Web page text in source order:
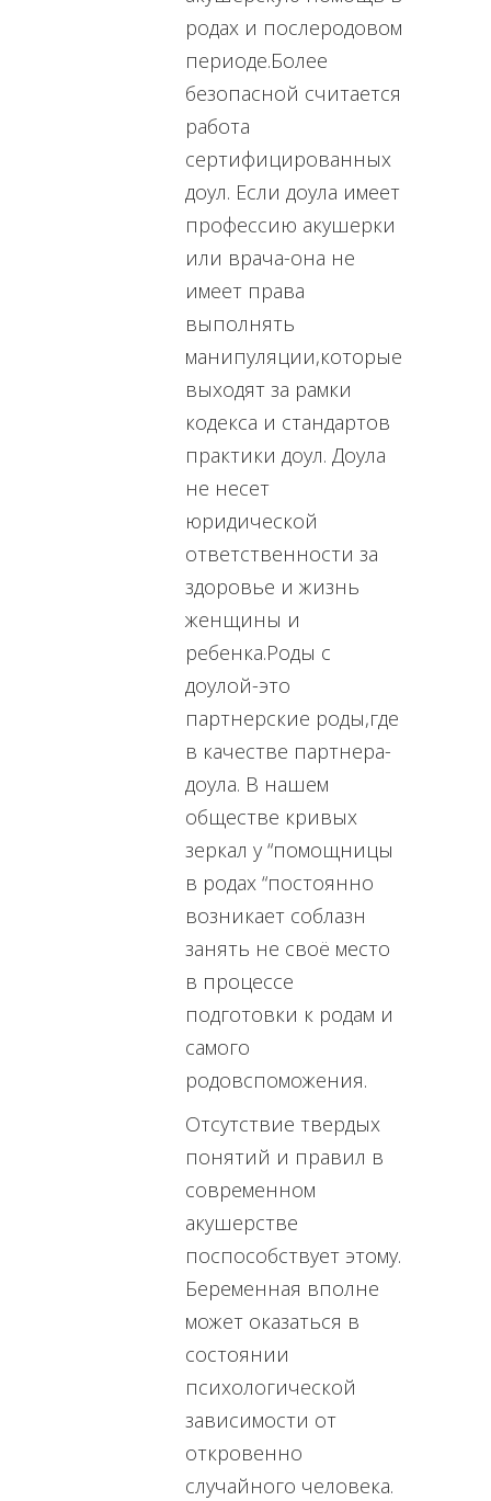
родах и послеродовом
периоде.Более
безопасной считается
работа
сертифицированных
доул. Если доула имеет
профессию акушерки
или врача-она не
имеет права
выполнять
манипуляции,которые
выходят за рамки
кодекса и стандартов
практики доул. Доула
не несет
юридической
ответственности за
здоровье и жизнь
женщины и
ребенка.Роды с
доулой-это
партнерские роды,где
в качестве партнера-
доула. В нашем
обществе кривых
зеркал у “помощницы
в родах “постоянно
возникает соблазн
занять не своё место
в процессе
подготовки к родам и
самого
родовспоможения.
Отсутствие твердых
понятий и правил в
современном
акушерстве
поспособствует этому.
Беременная вполне
может оказаться в
состоянии
психологической
зависимости от
откровенно
случайного человека.